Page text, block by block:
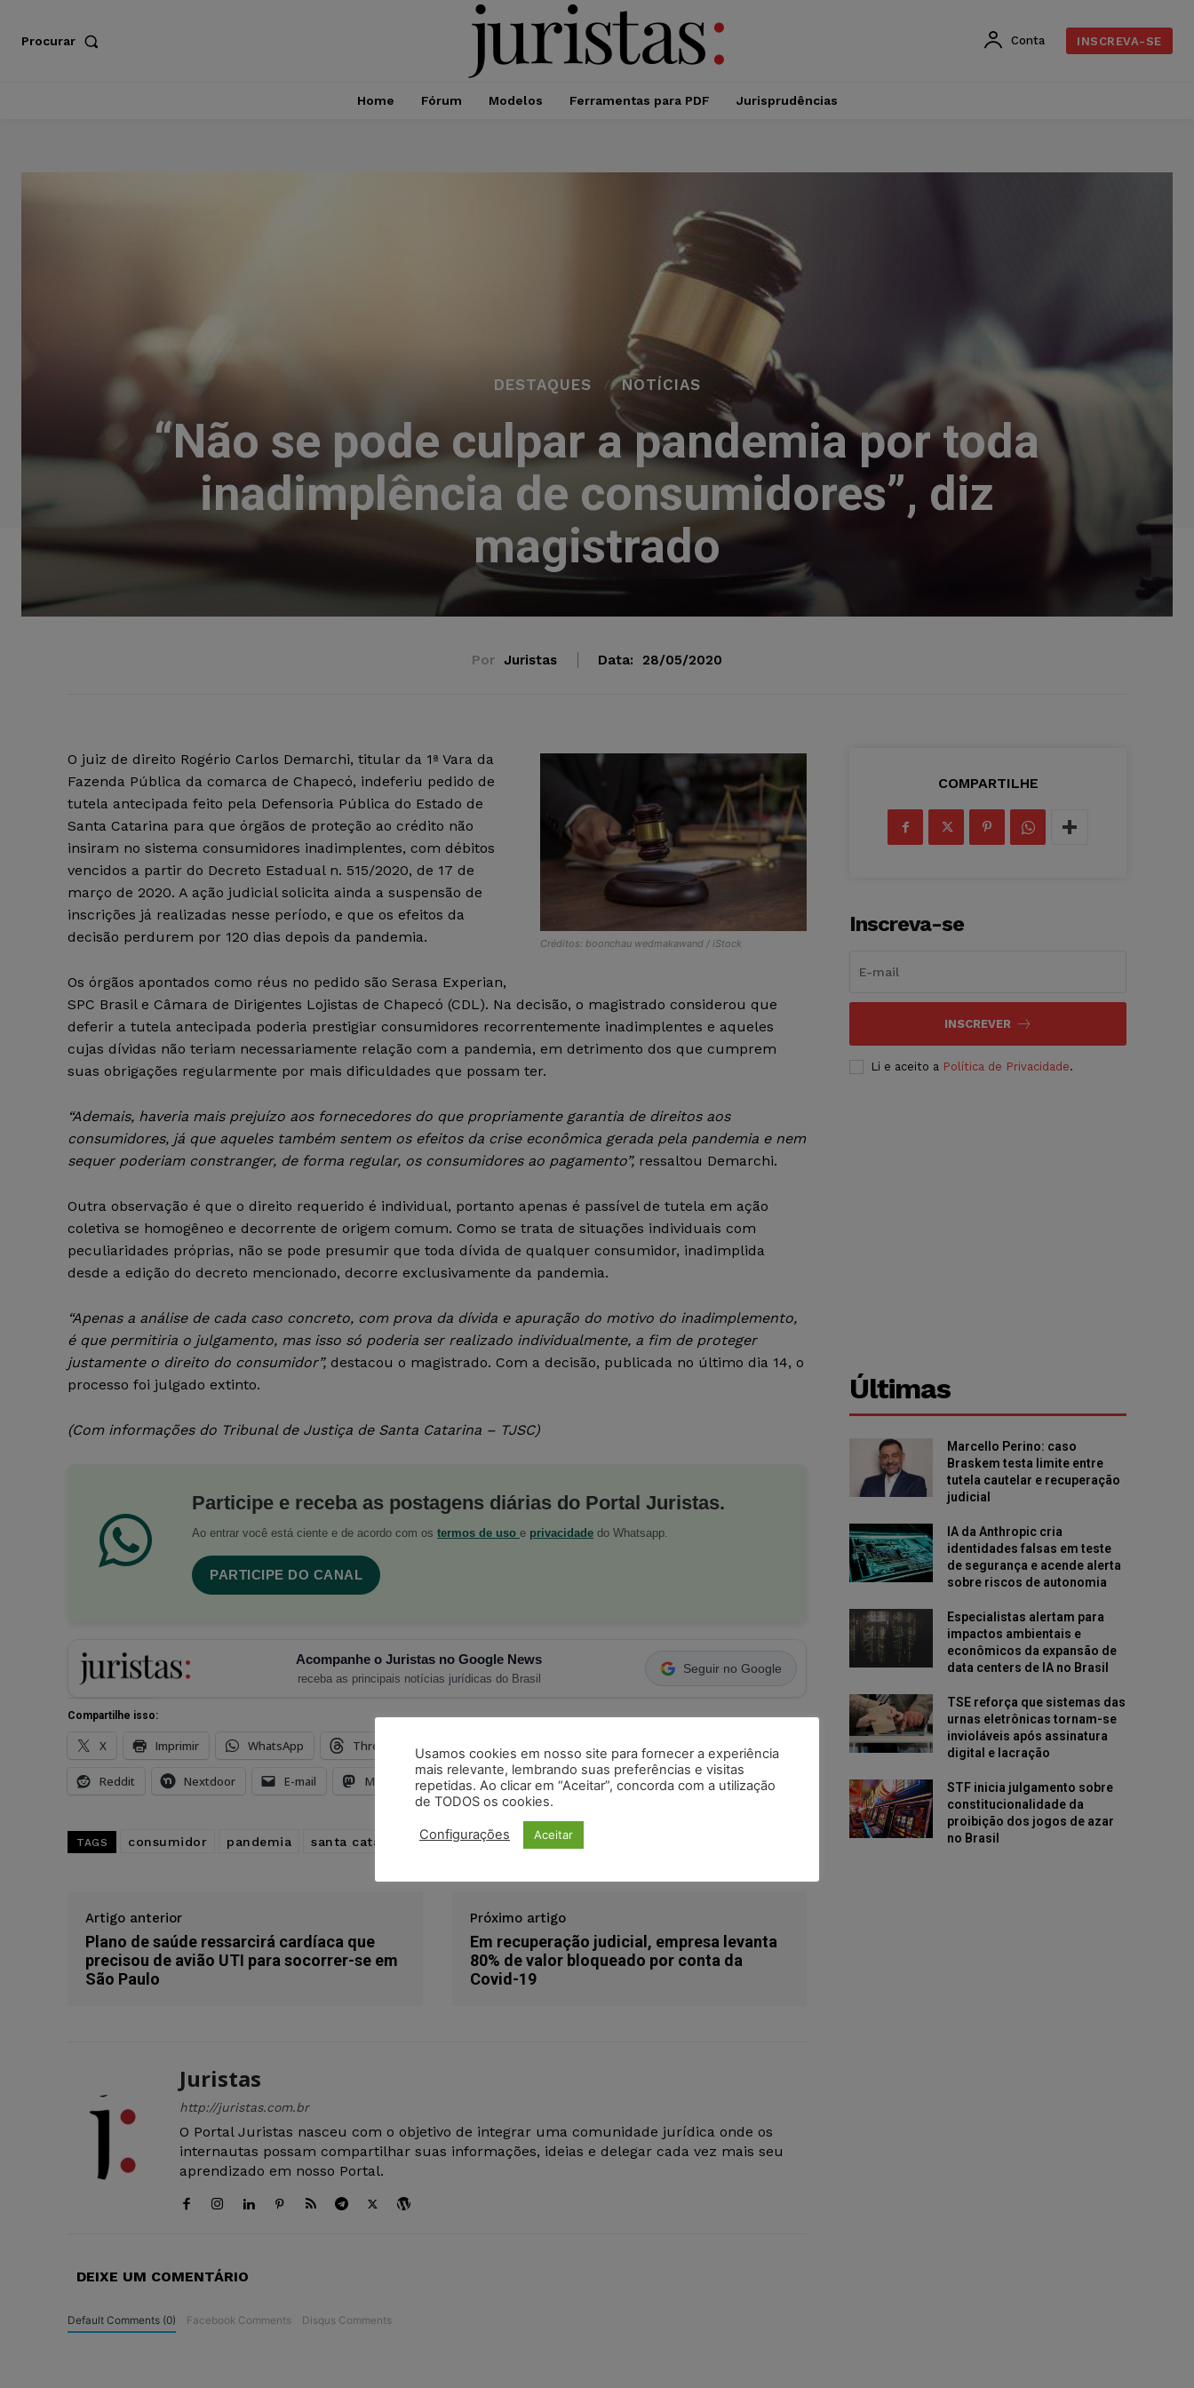
Procurar Conta INSCREVA-SE
Home Fórum Modelos Ferramentas para PDF Jurisprudências
DESTAQUES NOTÍCIAS
“Não se pode culpar a pandemia por toda
inadimplência de consumidores”, diz
magistrado
Por Juristas Data: 28/05/2020
Créditos: boonchau wedmakawand / iStock
O juiz de direito Rogério Carlos Demarchi, titular da 1ª Vara da
Fazenda Pública da comarca de Chapecó, indeferiu pedido de
tutela antecipada feito pela Defensoria Pública do Estado de
Santa Catarina para que órgãos de proteção ao crédito não
insiram no sistema consumidores inadimplentes, com débitos
vencidos a partir do Decreto Estadual n. 515/2020, de 17 de
março de 2020. A ação judicial solicita ainda a suspensão de
inscrições já realizadas nesse período, e que os efeitos da
decisão perdurem por 120 dias depois da pandemia.
Os órgãos apontados como réus no pedido são Serasa Experian,
SPC Brasil e Câmara de Dirigentes Lojistas de Chapecó (CDL). Na decisão, o magistrado considerou que
deferir a tutela antecipada poderia prestigiar consumidores recorrentemente inadimplentes e aqueles
cujas dívidas não teriam necessariamente relação com a pandemia, em detrimento dos que cumprem
suas obrigações regularmente por mais dificuldades que possam ter.
“Ademais, haveria mais prejuízo aos fornecedores do que propriamente garantia de direitos aos
consumidores, já que aqueles também sentem os efeitos da crise econômica gerada pela pandemia e nem
sequer poderiam constranger, de forma regular, os consumidores ao pagamento”, ressaltou Demarchi.
Outra observação é que o direito requerido é individual, portanto apenas é passível de tutela em ação
coletiva se homogêneo e decorrente de origem comum. Como se trata de situações individuais com
peculiaridades próprias, não se pode presumir que toda dívida de qualquer consumidor, inadimplida
desde a edição do decreto mencionado, decorre exclusivamente da pandemia.
“Apenas a análise de cada caso concreto, com prova da dívida e apuração do motivo do inadimplemento,
é que permitiria o julgamento, mas isso só poderia ser realizado individualmente, a fim de proteger
justamente o direito do consumidor”, destacou o magistrado. Com a decisão, publicada no último dia 14, o
processo foi julgado extinto.
(Com informações do Tribunal de Justiça de Santa Catarina – TJSC)
Participe e receba as postagens diárias do Portal Juristas.
Ao entrar você está ciente e de acordo com os termos de uso e privacidade do Whatsapp.
PARTICIPE DO CANAL
Acompanhe o Juristas no Google News
receba as principais notícias jurídicas do Brasil
Seguir no Google
Compartilhe isso:
X Imprimir WhatsApp Threads Facebook Telegram Tumblr
Reddit Nextdoor E-mail Mastodon LinkedIn
TAGS consumidor pandemia santa catarina
Artigo anterior
Plano de saúde ressarcirá cardíaca que
precisou de avião UTI para socorrer-se em
São Paulo
Próximo artigo
Em recuperação judicial, empresa levanta
80% de valor bloqueado por conta da
Covid-19
Juristas
http://juristas.com.br
O Portal Juristas nasceu com o objetivo de integrar uma comunidade jurídica onde os
internautas possam compartilhar suas informações, ideias e delegar cada vez mais seu
aprendizado em nosso Portal.
DEIXE UM COMENTÁRIO
Default Comments (0) Facebook Comments Disqus Comments
COMPARTILHE
Inscreva-se
INSCREVER
Li e aceito a Política de Privacidade.
Últimas
Marcello Perino: caso
Braskem testa limite entre
tutela cautelar e recuperação
judicial
IA da Anthropic cria
identidades falsas em teste
de segurança e acende alerta
sobre riscos de autonomia
Especialistas alertam para
impactos ambientais e
econômicos da expansão de
data centers de IA no Brasil
TSE reforça que sistemas das
urnas eletrônicas tornam-se
invioláveis após assinatura
digital e lacração
STF inicia julgamento sobre
constitucionalidade da
proibição dos jogos de azar
no Brasil
Usamos cookies em nosso site para fornecer a experiência
mais relevante, lembrando suas preferências e visitas
repetidas. Ao clicar em “Aceitar”, concorda com a utilização
de TODOS os cookies.
Configurações Aceitar